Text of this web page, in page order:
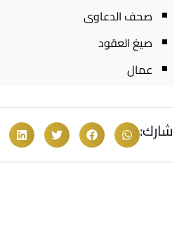
صحف الدعاوى
صيغ العقود
عمال
شارك: